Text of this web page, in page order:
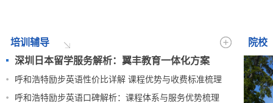
培训辅导
深圳日本留学服务解析：翼丰教育一体化方案
呼和浩特励步英语性价比详解 课程优势与收费标准梳理
呼和浩特励步英语口碑解析：课程体系与服务优势梳理
院校